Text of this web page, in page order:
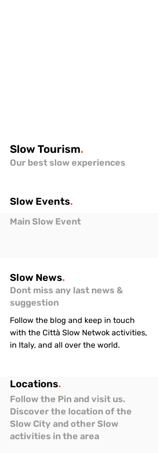
SlowTourism.
Our best slow experiences
Slow Events.
Main Slow Event
Slow News.
Dont miss any last news &
suggestion
Follow the blog and keep in touch
with the Città Slow Netwok activities,
in Italy, and all over the world.
Locations.
Follow the Pin and visit us.
Discover the location of the
Slow City and other Slow
activities in the area